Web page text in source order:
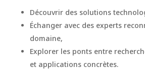
Découvrir des solutions
Échanger avec des experts
domaine,
Explorer les ponts entre
et applications concrètes.